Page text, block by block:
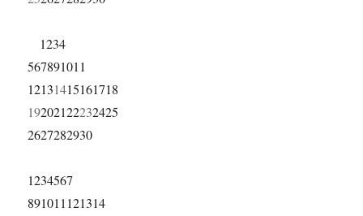
1234
567891011
12131415161718
19202122232425
2627282930
1234567
891011121314